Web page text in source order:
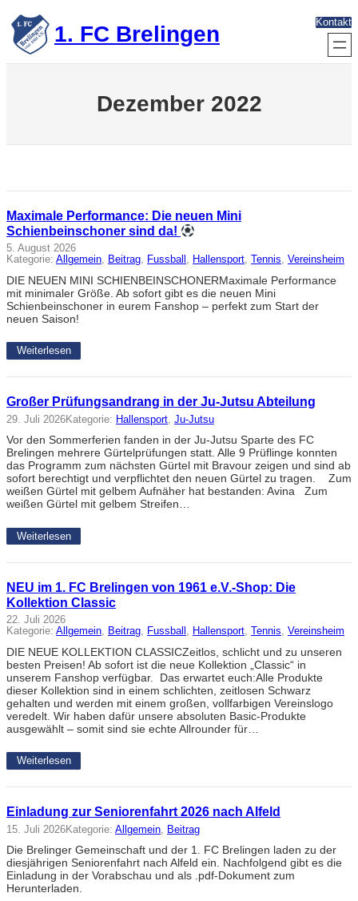
Zum
Inhalt
springen 1. FC Brelingen Kontakt
Dezember 2022
Maximale Performance: Die neuen Mini
Schienbeinschoner sind da!
5. August 2026
Kategorie: Allgemein, Beitrag, Fussball , Hallensport, Tennis, Vereinsheim
DIE NEUEN MINI SCHIENBEINSCHONERMaximale Performance
mit minimaler Größe. Ab sofort gibt es die neuen Mini
Schienbeinschoner in eurem Fanshop – perfekt zum Start der
neuen Saison!
Weiterlesen
Großer Prüfungsandrang in der Ju-Jutsu Abteilung
29. Juli 2026Kategorie: Hallensport Ju-Jutsu
Vor den Sommerferien fanden in der Ju-Jutsu Sparte des FC
Brelingen mehrere Gürtelprüfungen statt. Alle 9 Prüflinge konnten
das Programm zum nächsten Gürtel mit Bravour zeigen und sind ab
sofort berechtigt und verpflichtet den neuen Gürtel zu tragen. Zum
weißen Gürtel mit gelbem Aufnäher hat bestanden: Avina Zum
weißen Gürtel mit gelbem Streifen…
Weiterlesen
NEU im 1. FC Brelingen von 1961 e.V.-Shop: Die
Kollektion Classic
22. Juli 2026
Kategorie: Allgemein, Beitrag, Fussball , Hallensport, Tennis, Vereinsheim
DIE NEUE KOLLEKTION CLASSICZeitlos, schlicht und zu unseren
besten Preisen! Ab sofort ist die neue Kollektion „Classic“ in
unserem Fanshop verfügbar. Das erwartet euch:Alle Produkte
dieser Kollektion sind in einem schlichten, zeitlosen Schwarz
gehalten und werden mit einem großen, vollfarbigen Vereinslogo
veredelt. Wir haben dafür unsere absoluten Basic-Produkte
ausgewählt – somit sind sie echte Allrounder für…
Weiterlesen
Einladung zur Seniorenfahrt 2026 nach Alfeld
15. Juli 2026Kategorie: Allgemein Beitrag
Die Brelinger Gemeinschaft und der 1. FC Brelingen laden zu der
diesjährigen Seniorenfahrt nach Alfeld ein. Nachfolgend gibt es die
Einladung in der Vorabschau und als .pdf-Dokument zum
Herunterladen.